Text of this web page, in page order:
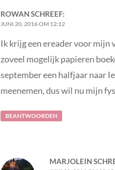
ROWANSCHREEF:
JUNI 20, 2016 OM 12:12
Ik krijg een ereader voor mijn
zoveel mogelijk papieren
september een halfjaar naar
meenemen, dus wil nu mijn
BEANTWOORDEN
MARJOLEIN